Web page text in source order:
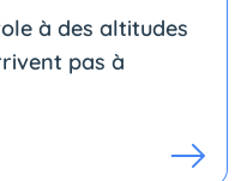
à des altitudes
pas à